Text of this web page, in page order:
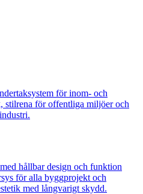
för inom- och
stilrena för offentliga miljöer och
hållbar design och funktion
för alla byggprojekt och
med långvarigt skydd.